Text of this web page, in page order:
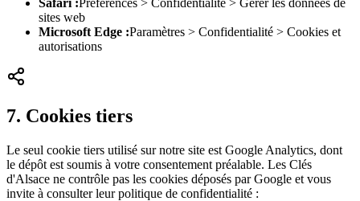
Safari : Préférences > Confidentialité > Gérer les données de
sites web
Microsoft Edge :Paramètres > Confidentialité > Cookies et
autorisations
7. Cookies tiers
Le seul cookie tiers utilisé sur notre site est Google Analytics, dont
le dépôt est soumis à votre consentement préalable. Les Clés
d'Alsace ne contrôle pas les cookies déposés par Google et vous
invite à consulter leur politique de confidentialité :